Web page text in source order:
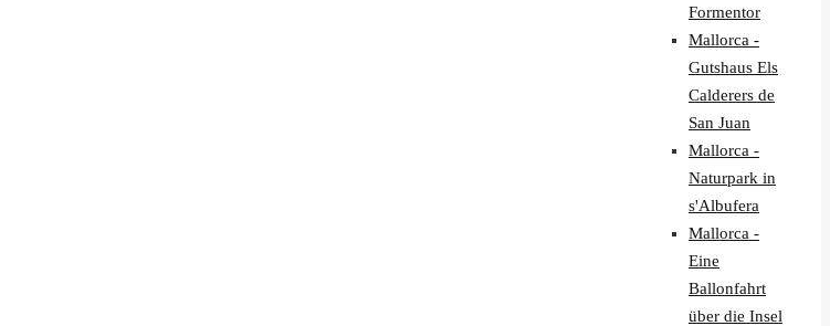
Formentor
Mallorca -
Gutshaus Els
Calderers de
San Juan
Mallorca -
Naturpark in
s'Albufera
Mallorca -
Eine
Ballonfahrt
über die Insel